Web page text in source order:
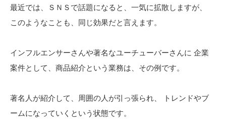
最近では、ＳＮＳで話題になると、一気に拡散しますが、
このようなことも、同じ効果だと言えます。
インフルエンサーさんや著名なユーチューバーさんに 企業
案件として、商品紹介という業務は、その例です。
著名人が紹介して、周囲の人が引っ張られ、 トレンドやブ
ームになっていくという状態です。